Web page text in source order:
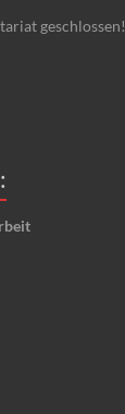
geschlossen!